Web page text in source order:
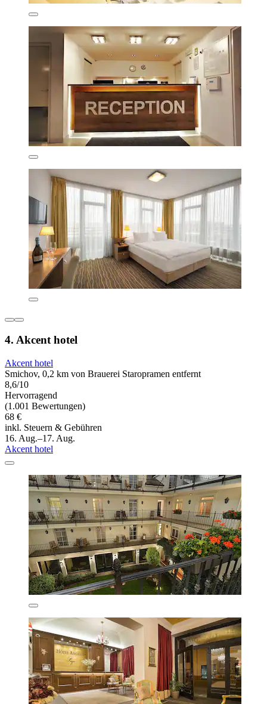
4. Akcent hotel
Akcent hotel
Smichov, 0,2 km von Brauerei Staropramen entfernt
8,6/10
Hervorragend
(1.001 Bewertungen)
68 €
inkl. Steuern & Gebühren
16. Aug.–17. Aug.
Akcent hotel